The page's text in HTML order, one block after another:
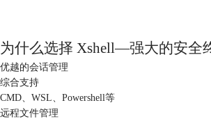
为什么选择 Xshell—强大的安全
优越的会话管理
综合支持
CMD、WSL、Powershell等
远程文件管理